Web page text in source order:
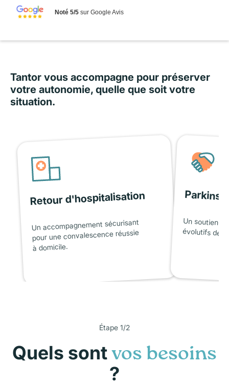
Noté 5/5sur Google Avis
Tantor vous accompagne pour préserver
votre autonomie, quelle que soit votre
situation.
Retour d'hospitalisation
Un accompagnement sécurisant
pour une convalescence réussie
à domicile.
Un soutien
évolutifs de
Étape 1/2
Quels sont vos besoins
?